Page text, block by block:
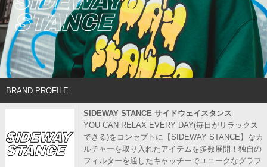
BRAND PROFILE
SIDEWAY STANCE サイドウェイスタンス
YOU CAN RELAX EVERY DAY(毎日がリラックス
できる)をコンセプトに【SIDEWAY STANCE】なカ
ルチャーを取り入れたアイテムを多数展開！独自の
フィルターを通したキャッチーでユニークなグラフ